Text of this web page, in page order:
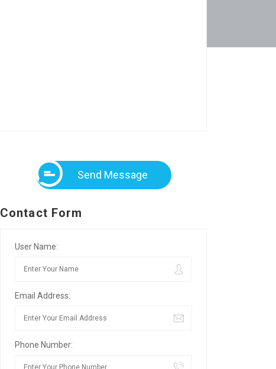
Send Message
Contact Form
User Name:
Email Address:
Phone Number: